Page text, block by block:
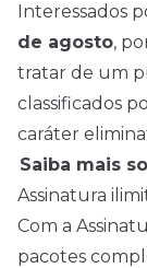
Interessados
de agosto,
tratar de um
classificados
caráter
Saiba mais
Assinatura
Com a
pacotes